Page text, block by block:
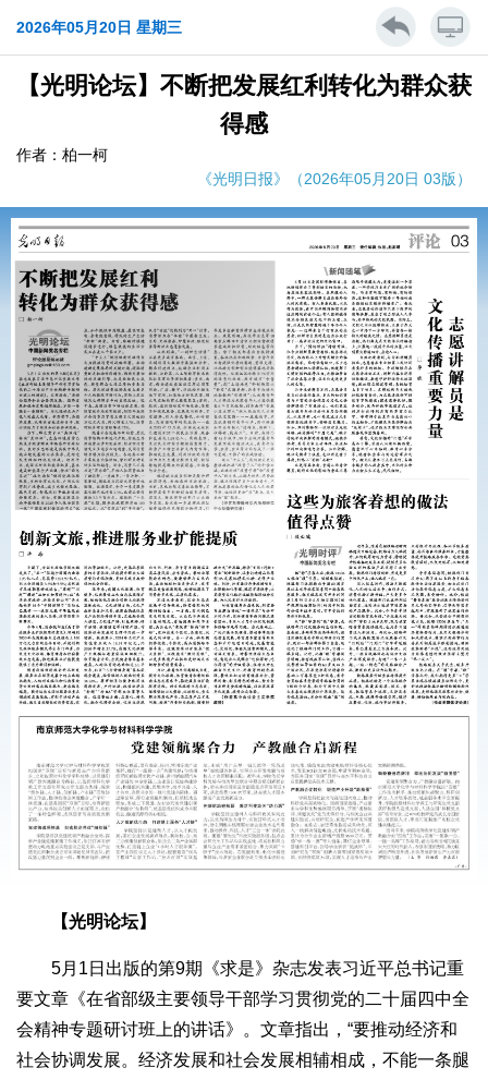
2026年05月20日 星期三
【光明论坛】不断把发展红利转化为群众获
得感
作者：柏一柯
《光明日报》（2026年05月20日 03版）
【光明论坛】
5月1日出版的第9期《求是》杂志发表习近平总书记重
要文章《在省部级主要领导干部学习贯彻党的二十届四中全
会精神专题研讨班上的讲话》。文章指出，“要推动经济和
社会协调发展。经济发展和社会发展相辅相成，不能一条腿